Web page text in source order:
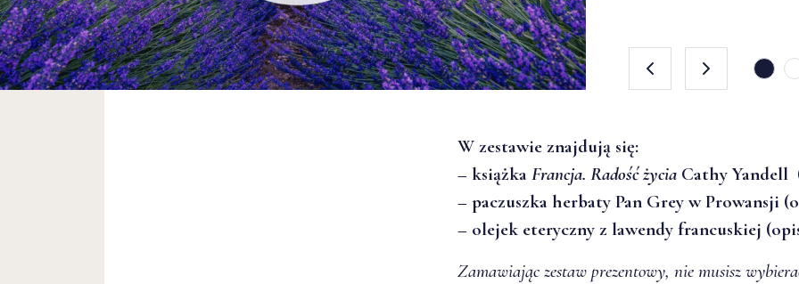
W zestawie znajdują się:
– książka Francja. Radość życia Cathy Yandell
– paczuszka herbaty Pan Grey w Prowansji
– olejek eteryczny z lawendy francuskiej
Zamawiając zestaw prezentowy, nie musisz